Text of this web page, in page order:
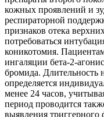
кожных проявлений и
респираторной
признаков отека
потребоваться
коникотомия.
ингаляции бета-2-
бромида. Длительность
определяется
менее 24 часов,
период проводится
выявления триггерного